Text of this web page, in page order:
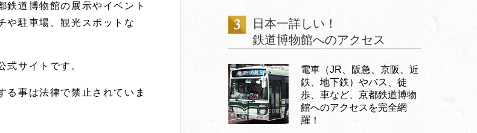
鉄道博物館の展示やイベント
や駐車場、観光スポットな
式サイトです。
る事は法律で禁止されていま
日本一詳しい！
鉄道博物館へのアクセス
電車（JR、阪急、京阪、近
鉄、地下鉄）やバス、徒
歩、車など、京都鉄道博物
館へのアクセスを完全網
羅！